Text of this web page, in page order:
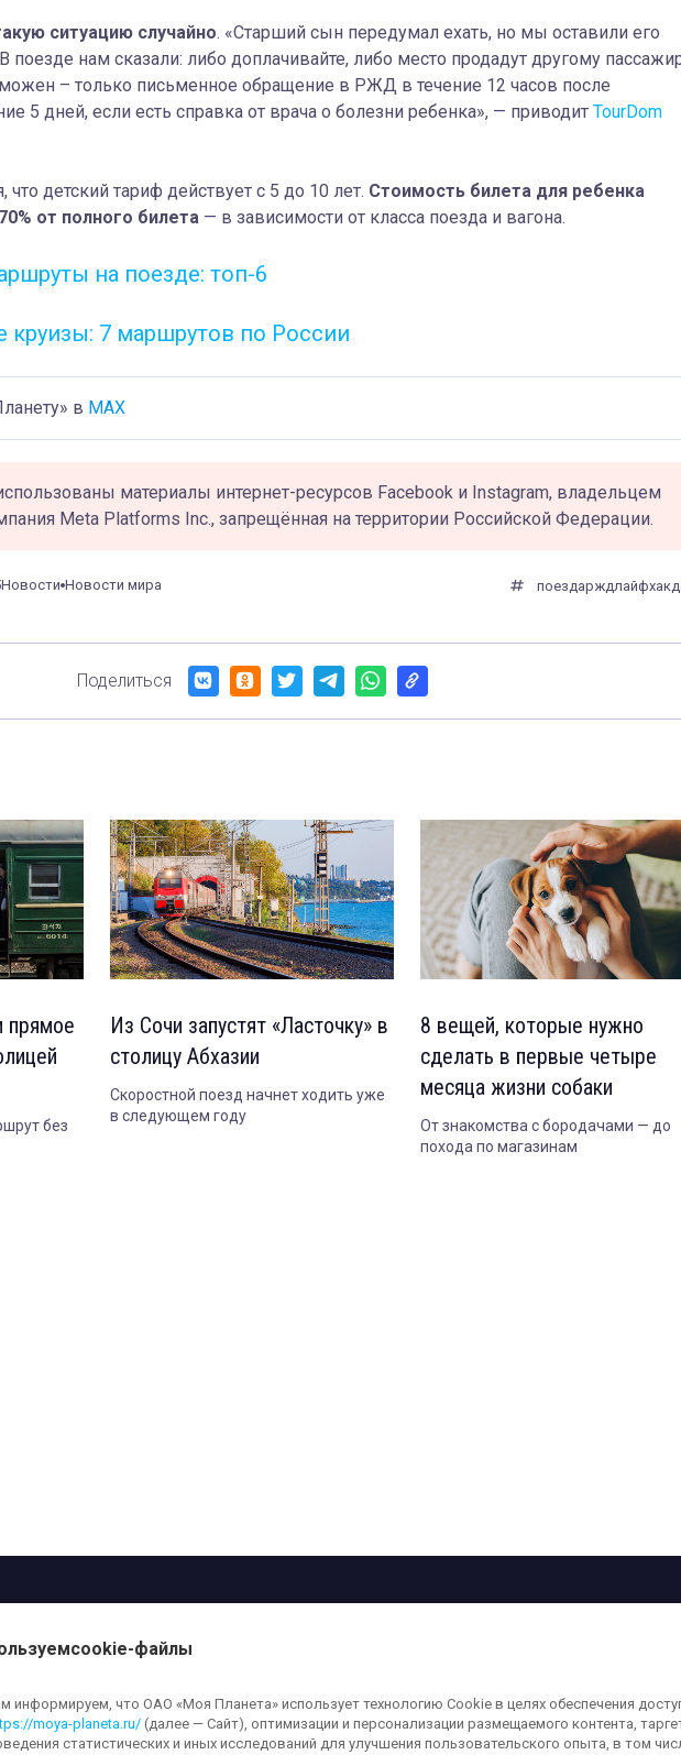
ситуацию случайно. «Старший сын передумал ехать, но мы оставили его
поезде нам сказали: либо доплачивайте, либо место продадут другому
– только письменное обращение в РЖД в течение 12 часов после
5 дней, если есть справка от врача о болезни ребенка», — приводит TourDom
детский тариф действует с 5 до 10 лет. Стоимость билета для ребенка
от полного билета — в зависимости от класса поезда и вагона.
на поезде: топ-6
7 маршрутов по России
в MAX
материалы интернет-ресурсов Facebook и Instagram, владельцем
Meta Platforms Inc., запрещённая на территории Российской Федерации.
Новости Новости мира поездарждлайфхак
Поделиться
прямое
без
Из Сочи запустят «Ласточку» в
столицу Абхазии
Скоростной поезд начнет ходить уже
в следующем году
8 вещей, которые нужно
сделать в первые четыре
месяца жизни собаки
От знакомства с бородачами — до
похода по магазинам
любые материалы, опубликованные на сайте, защищены в соответствии с российским и международным
праве и смежных правах. Использование любых аудио-, фото- и видеоматериалов, размещенных на сайте,
правообладателя и ссылкой на сайтmoya-planeta.ru. Адрес для направления юридически значимых
cookie-файлы
информируем, что ОАО «Моя Планета» использует технологию Cookie в целях обеспечения
moya-planeta.ru/(далее — Сайт), оптимизации и персонализации размещаемого контента,
статистических и иных исследований для улучшения пользовательского опыта, в том